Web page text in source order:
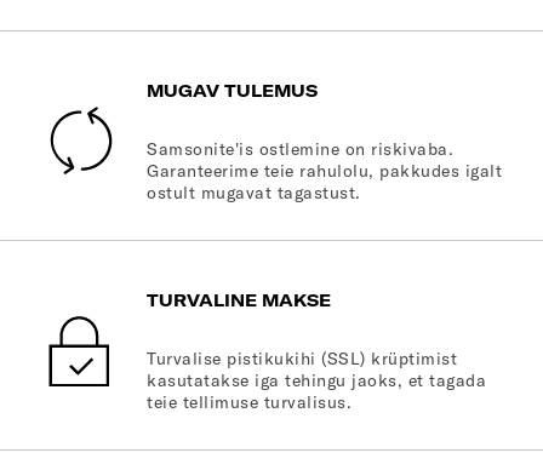
MUGAV TULEMUS
Samsonite'is ostlemine on riskivaba.
Garanteerime teie rahulolu, pakkudes igalt
ostult mugavat tagastust.
TURVALINE MAKSE
Turvalise pistikukihi (SSL) krüptimist
kasutatakse iga tehingu jaoks, et tagada
teie tellimuse turvalisus.